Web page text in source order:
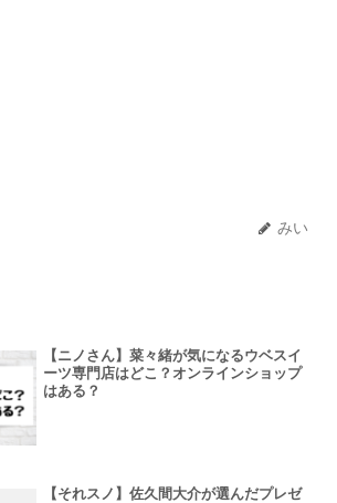
みい
【ニノさん】菜々緒が気になるウベスイ
ーツ専門店はどこ？オンラインショップ
はある？
【それスノ】佐久間大介が選んだプレゼ